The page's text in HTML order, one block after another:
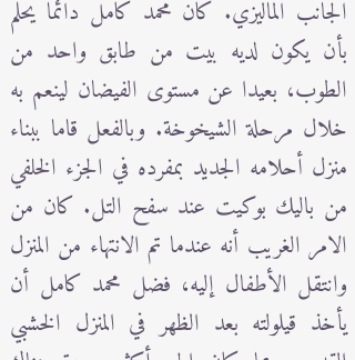
الجانب الماليزي. كان محمد كامل دائما يحلم
بأن يكون لديه بيت من طابق واحد من
الطوب، بعيدا عن مستوى الفيضان لينعم به
خلال مرحلة الشيخوخة. وبالفعل قاما ببناء
منزل أحلامه الجديد بمفرده في الجزء الخلفي
من باليك بوكيت عند سفح التل. كان من
الامر الغريب أنه عندما تم الانتهاء من المنزل
وانتقل الأطفال إليه، فضل محمد كامل أن
يأخذ قيلولته بعد الظهر في المنزل الخشبي